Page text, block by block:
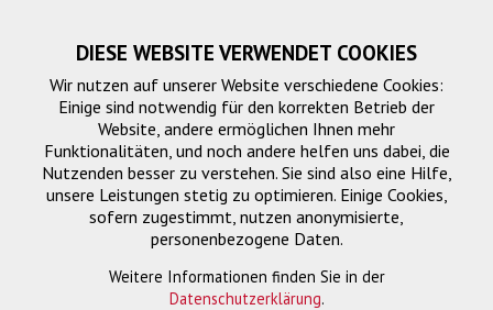
HDMI-HDMI
DIESE WEBSITE VERWENDET COOKIES
Wir nutzen auf unserer Website verschiedene Cookies:
Einige sind notwendig für den korrekten Betrieb der
Website, andere ermöglichen Ihnen mehr
Funktionalitäten, und noch andere helfen uns dabei, die
Nutzenden besser zu verstehen. Sie sind also eine Hilfe,
unsere Leistungen stetig zu optimieren. Einige Cookies,
sofern zugestimmt, nutzen anonymisierte,
personenbezogene Daten.
Weitere Informationen finden Sie in der
Datenschutzerklärung.